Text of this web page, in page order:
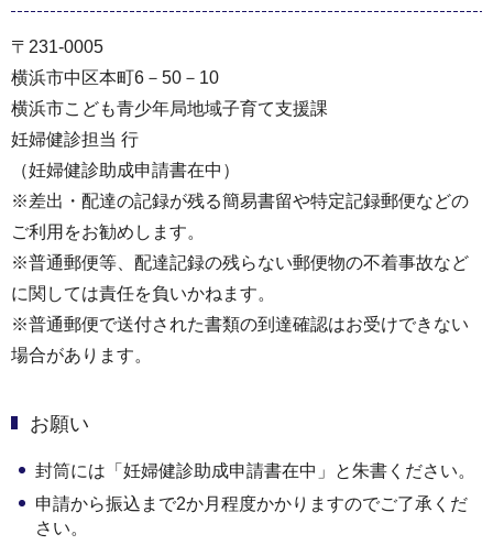
〒231-0005
横浜市中区本町6－50－10
横浜市こども青少年局地域子育て支援課
妊婦健診担当 行
（妊婦健診助成申請書在中）
※差出・配達の記録が残る簡易書留や特定記録郵便などの
ご利用をお勧めします。
※普通郵便等、配達記録の残らない郵便物の不着事故など
に関しては責任を負いかねます。
※普通郵便で送付された書類の到達確認はお受けできない
場合があります。
お願い
封筒には「妊婦健診助成申請書在中」と朱書ください。
申請から振込まで2か月程度かかりますのでご了承くだ
さい。